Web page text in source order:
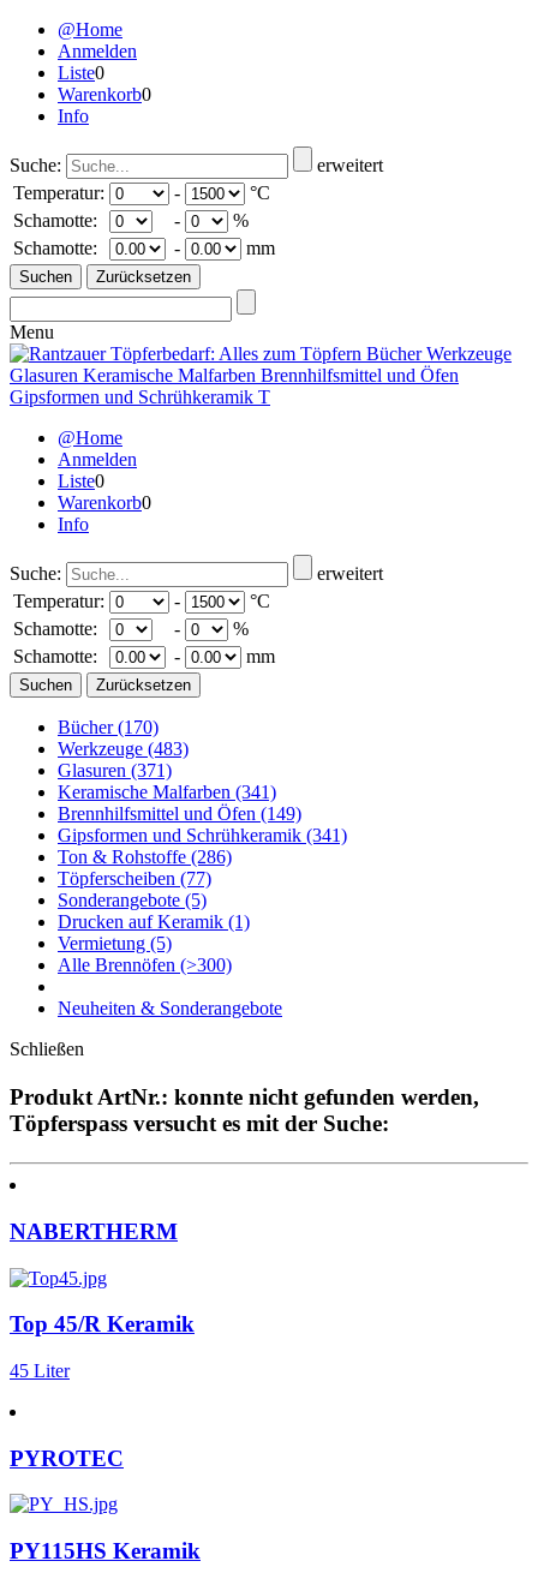
@Home
Anmelden
Liste0
Warenkorb0
Info
Suche:
erweitert
Temperatur:
-
°C
Schamotte:
-
%
Schamotte:
- mm
Menu
@Home
Anmelden
Liste0
Warenkorb0
Info
Suche:
erweitert
Temperatur:
-
°C
Schamotte:
-
%
Schamotte:
- mm
Bücher(170)
Werkzeuge (483)
Glasuren (371)
Keramische Malfarben (341)
Brennhilfsmittel und Öfen (149)
Gipsformen und Schrühkeramik (341)
Ton & Rohstoffe (286)
Töpferscheiben (77)
Sonderangebote (5)
Drucken auf Keramik (1)
Vermietung (5)
Alle Brennöfen (>300)
Neuheiten & Sonderangebote
Schließen
Produkt ArtNr.: konnte nicht gefunden werden,
Töpferspass versucht es mit der Suche:
NABERTHERM
Top 45/R Keramik
45 Liter
PYROTEC
PY115HS Keramik